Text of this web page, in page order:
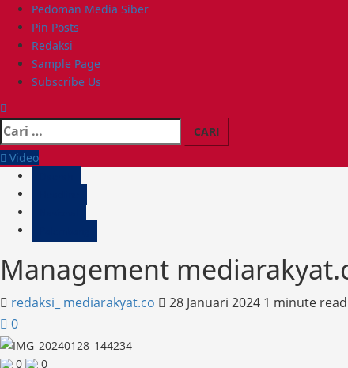
2026
Dibuka,
120
Siswa
Digembleng
Generasi
Pedoman Media Siber
Pin Posts
Redaksi
Sample Page
Subscribe Us
Cari
untuk:
Video
Management
redaksi_ mediarakyat.co 28 Januari 2024 1 minute read
0
0
0